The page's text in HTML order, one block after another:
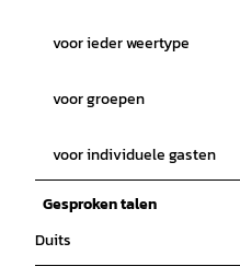
voor ieder weertype
voor groepen
voor individuele gasten
Gesproken talen
Duits